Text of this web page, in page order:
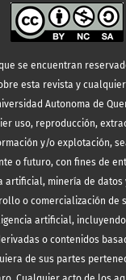
se encuentran
esta revista y
Autonoma de
uso, reproducción,
y/o explotación,
o futuro, con fines de
artificial, minería de datos
o comercialización de
artificial,
o contenidos
de sus partes